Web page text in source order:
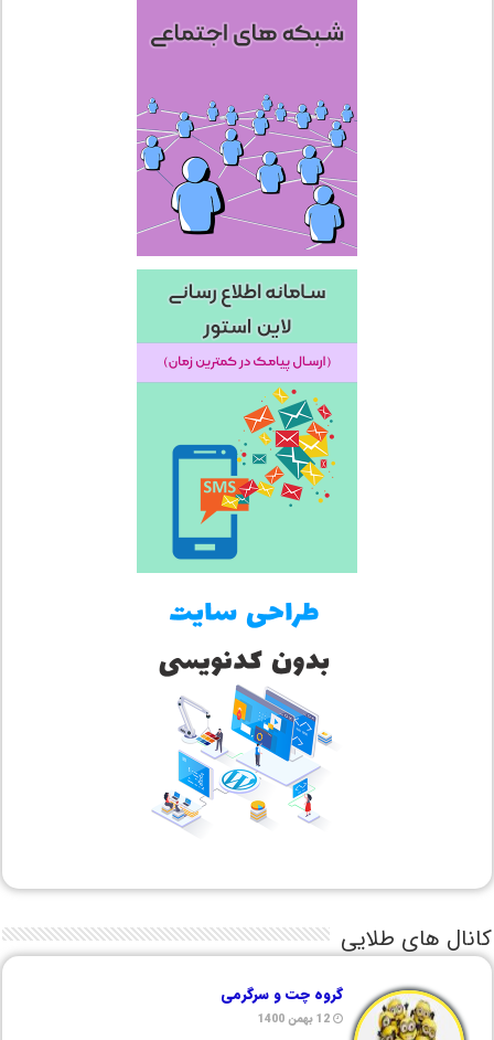
کانال های طلایی
گروه چت و سرگرمی
12 بهمن 1400